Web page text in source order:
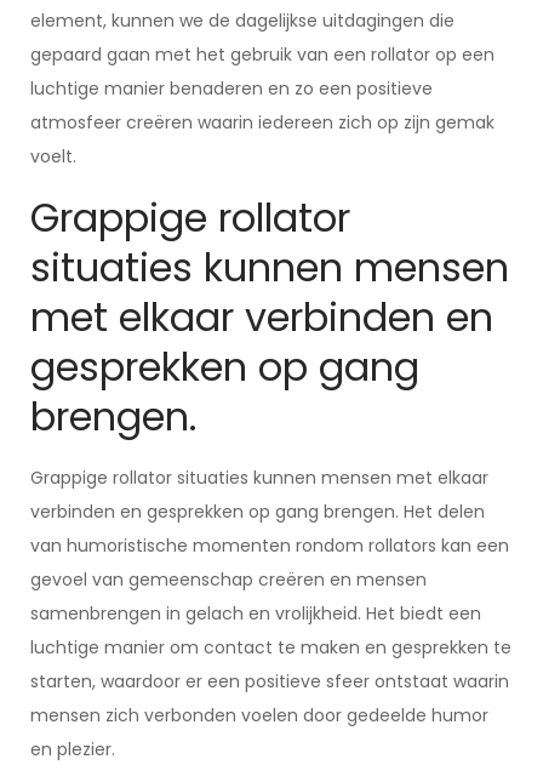
element, kunnen we de dagelijkse uitdagingen die
gepaard gaan met het gebruik van een rollator op een
luchtige manier benaderen en zo een positieve
atmosfeer creëren waarin iedereen zich op zijn gemak
voelt.
Grappige rollator
situaties kunnen mensen
met elkaar verbinden en
gesprekken op gang
brengen.
Grappige rollator situaties kunnen mensen met elkaar
verbinden en gesprekken op gang brengen. Het delen
van humoristische momenten rondom rollators kan een
gevoel van gemeenschap creëren en mensen
samenbrengen in gelach en vrolijkheid. Het biedt een
luchtige manier om contact te maken en gesprekken te
starten, waardoor er een positieve sfeer ontstaat waarin
mensen zich verbonden voelen door gedeelde humor
en plezier.